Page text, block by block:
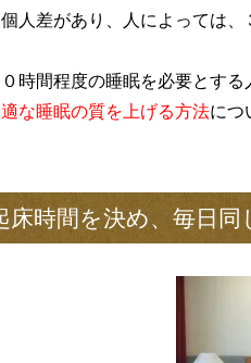
人差があり、人によっては
時間程度の睡眠を必要とする
な睡眠の質を上げる方法につ
床時間を決め、毎日